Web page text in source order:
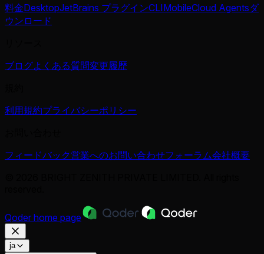
料金DesktopJetBrains プラグインCLIMobileCloud Agentsダ
ウンロード
ブログよくある質問変更履歴
利用規約プライバシーポリシー
フィードバック営業へのお問い合わせフォーラム会社概要
Qoder home page
ja